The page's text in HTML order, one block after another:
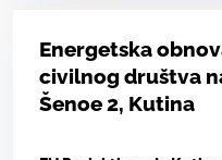
Energetska
civilnog društva
Šenoe 2, Kutina